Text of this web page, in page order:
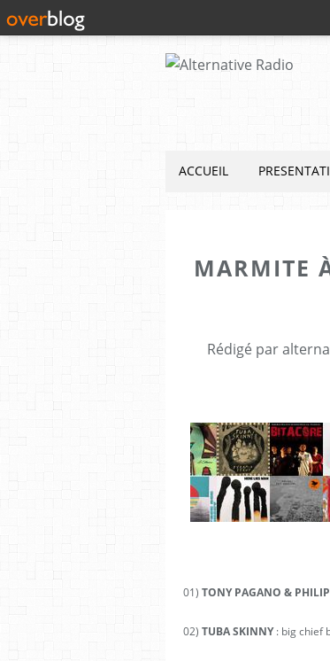
ACCUEIL
MARMITE
Rédigé par
01) TONY PAGANO &
02) TUBA SKINNY: big chief